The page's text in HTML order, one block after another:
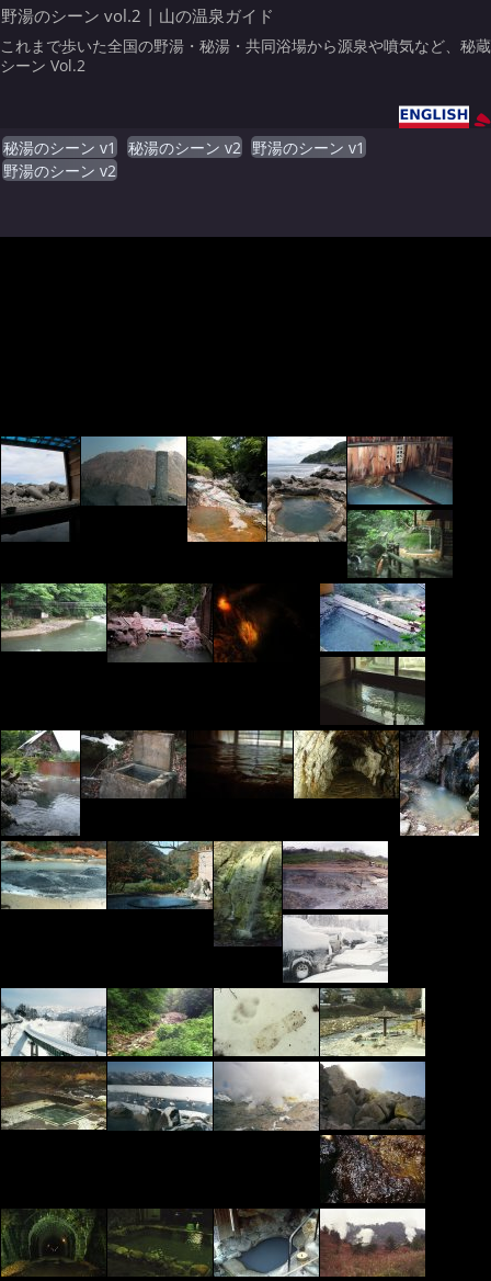
野湯のシーン vol.2 | 山の温泉ガイド
これまで歩いた全国の野湯・秘湯・共同浴場から源泉や噴気など、秘蔵
シーン Vol.2
秘湯のシーン v1 秘湯のシーン v2
野湯のシーン v1
野湯のシーン v2